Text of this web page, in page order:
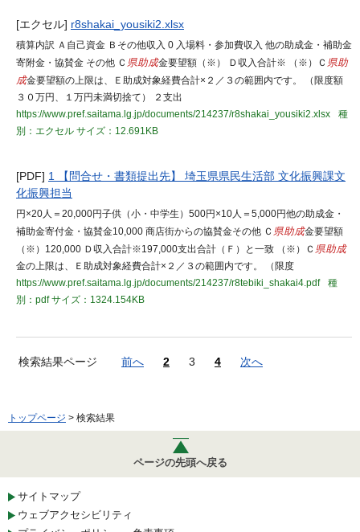
[エクセル] r8shakai_yousiki2.xlsx
積算内訳 Ａ自己資金 Ｂその他収入 0 入場料・参加費収入 他の助成金・補助金
寄附金・協賛金 その他 Ｃ 県助成金要望額（※） Ｄ収入合計※ （※）Ｃ 県助
成金要望額の上限は、Ｅ助成対象経費合計×２／３の範囲内です。 （限度額
３０万円、１万円未満切捨て） ２支出
https://www.pref.saitama.lg.jp/documents/214237/r8shakai_yousiki2.xlsx
種
別：エクセル サイズ：12.691KB
[PDF] 1 【問合せ・書類提出先】 埼玉県県民生活部 文化振興課文
化振興担当
円×20人＝20,000円子供（小・中学生）500円×10人＝5,000円他の助成金・
補助金寄付金・協賛金10,000 商店街からの協賛金その他 Ｃ 県助成金要望額
（※）120,000 Ｄ収入合計※197,000支出合計（Ｆ）と一致 （※）Ｃ 県助成
金の上限は、Ｅ助成対象経費合計×２／３の範囲内です。 （限度
https://www.pref.saitama.lg.jp/documents/214237/r8tebiki_shakai4.pdf
種
別：pdfサイズ：1324.154KB
検索結果ページ 前へ 2 3 4 次へ
トップページ > 検索結果
ページの先頭へ戻る
サイトマップ
ウェブアクセシビリティ